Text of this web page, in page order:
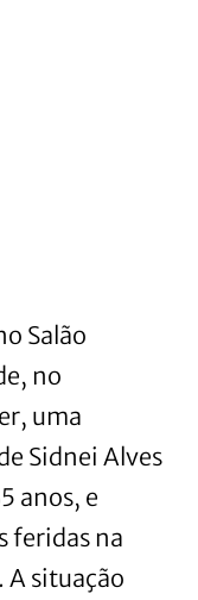
Salão
no
uma
Sidnei Alves
anos, e
feridas na
situação